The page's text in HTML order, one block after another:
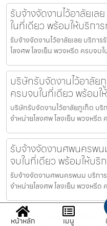
รับจ้างจัดงานไว้อาลัยเ
ในที่เดียว พร้อมให้บริกา
รับจ้างจัดงานไว้อาลัยเลย บริกา
โลงศพ โลงเย็น พวงหรีด ครบจบ
บริษัทรับจัดงานไว้อาลัย
ครบจบในที่เดียว พร้อมใ
บริษัทรับจัดงานไว้อาลัยภูเก็ต บ
จำหน่ายโลงศพ โลงเย็น พวงหรีด
รับจ้างจัดงานศพนครพ
จบในที่เดียว พร้อมให้บริ
รับจ้างจัดงานศพนครพนม บริก
จำหน่ายโลงศพ โลงเย็น พวงหรี
รับจัดดอกไม้งานศพบุรี
หน้าหลัก เมนู